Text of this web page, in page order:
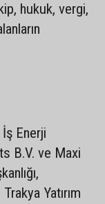
hukuk, vergi,
İş Enerji
B.V. ve Maxi
Yatırım